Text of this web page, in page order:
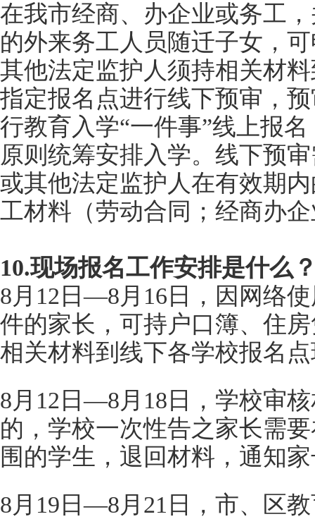
在我市经商、办企业或务工
的外来务工人员随迁子女，
其他法定监护人须持相关材
指定报名点进行线下预审，
行教育入学“一件事”线上报
原则统筹安排入学。线下预
或其他法定监护人在有效期
工材料（劳动合同；经商办
10.现场报名工作安排是什么
8月12日—8月16日，因网络
件的家长，可持户口簿、住
相关材料到线下各学校报名
8月12日—8月18日，学校审
的，学校一次性告之家长需
围的学生，退回材料，通知
8月19日—8月21日，市、区